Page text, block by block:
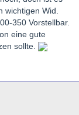
Wid.
350 Vorstellbar.
eine gute
sollte.